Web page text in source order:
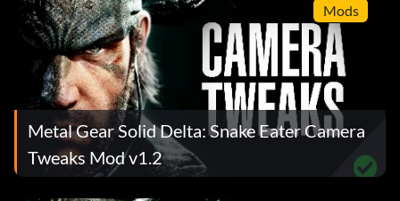
Mods
Metal Gear Solid Delta: Snake Eater Camera
Tweaks Mod v1.2